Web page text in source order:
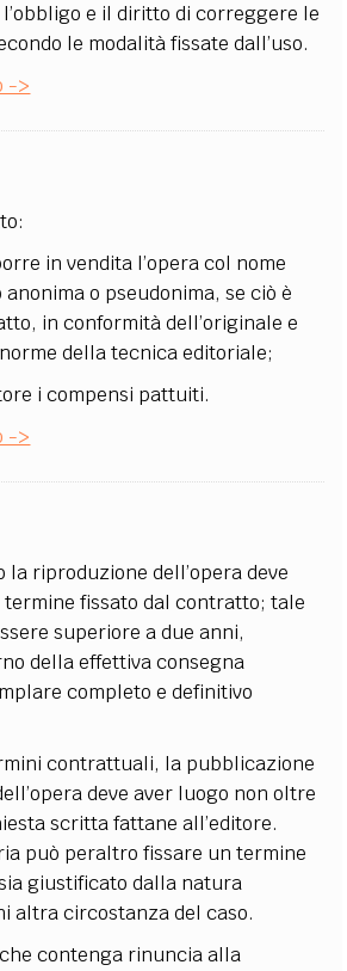
e il diritto di correggere le
le modalità fissate dall’uso.
->
in vendita l’opera col nome
anonima o pseudonima, se ciò è
in conformità dell’originale e
della tecnica editoriale;
i compensi pattuiti.
->
la riproduzione dell’opera deve
fissato dal contratto; tale
superiore a due anni,
della effettiva consegna
completo e definitivo
contrattuali, la pubblicazione
deve aver luogo non oltre
scritta fattane all’editore.
può peraltro fissare un termine
giustificato dalla natura
altra circostanza del caso.
contenga rinuncia alla